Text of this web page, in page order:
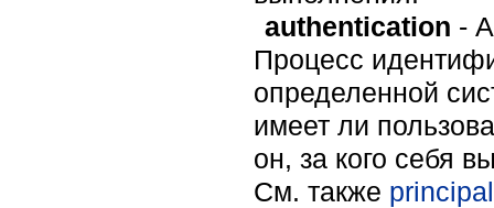
authentication -
Процесс
определенной
имеет ли
он, за кого себя
Cм. также principal